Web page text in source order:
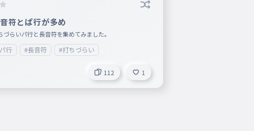
符とぱ行が多め
づらいパ行と長音符を集めてみました。
行 #長音符 #打ちづらい
112 1